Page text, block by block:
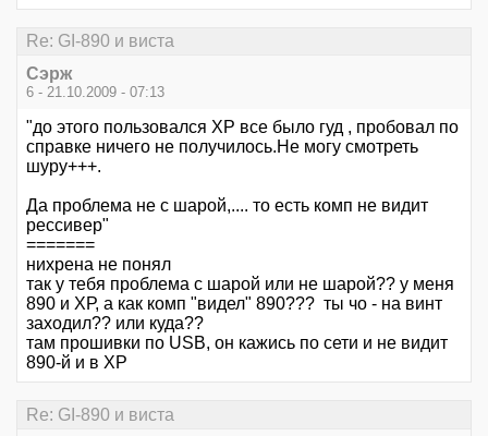
Re: GI-890 и виста
Сэрж
6 - 21.10.2009 - 07:13
"до этого пользовался ХР все было гуд , пробовал по
справке ничего не получилось.Не могу смотреть
шуру+++.
Да проблема не с шарой,.... то есть комп не видит
рессивер"
=======
нихрена не понял
так у тебя проблема с шарой или не шарой?? у меня
890 и ХР, а как комп "видел" 890??? ты чо - на винт
заходил?? или куда??
там прошивки по USB, он кажись по сети и не видит
890-й и в ХР
Re: GI-890 и виста